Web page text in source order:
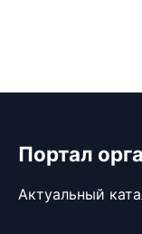
Портал
Актуальный